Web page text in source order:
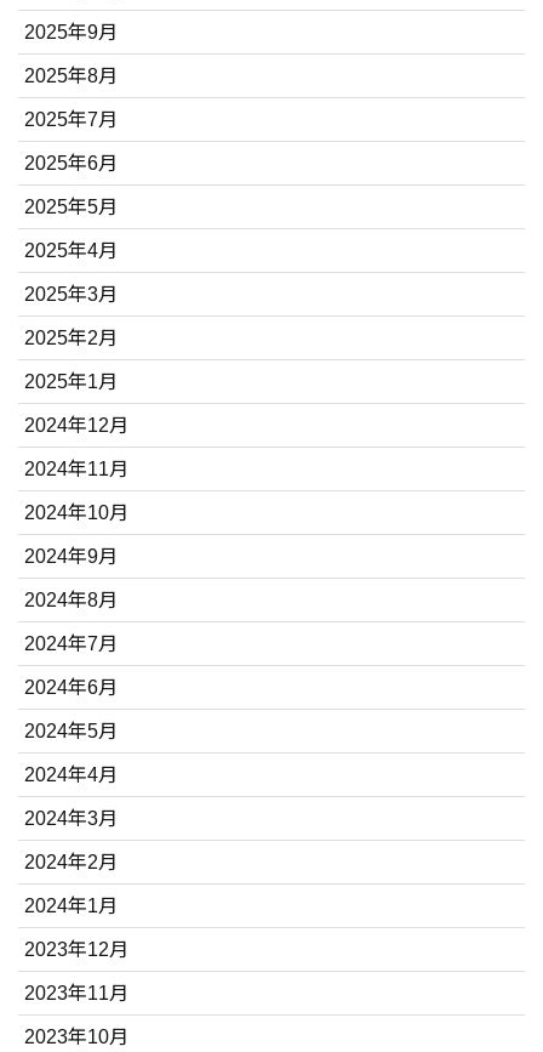
2025年9月
2025年8月
2025年7月
2025年6月
2025年5月
2025年4月
2025年3月
2025年2月
2025年1月
2024年12月
2024年11月
2024年10月
2024年9月
2024年8月
2024年7月
2024年6月
2024年5月
2024年4月
2024年3月
2024年2月
2024年1月
2023年12月
2023年11月
2023年10月